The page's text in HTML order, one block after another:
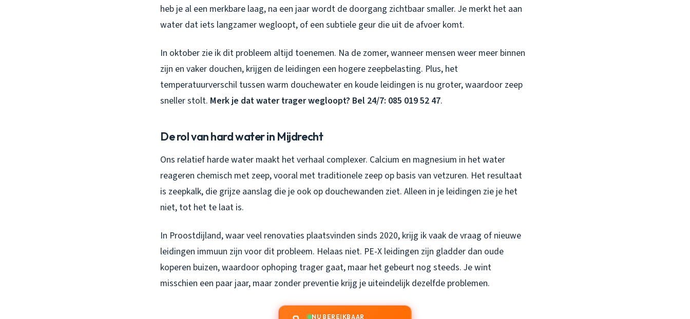
heb je al een merkbare laag, na een jaar wordt de doorgang zichtbaar smaller. Je merkt het aan
water dat iets langzamer wegloopt, of een subtiele geur die uit de afvoer komt.
In oktober zie ik dit probleem altijd toenemen. Na de zomer, wanneer mensen weer meer binnen
zijn en vaker douchen, krijgen de leidingen een hogere zeepbelasting. Plus, het
temperatuurverschil tussen warm douchewater en koude leidingen is nu groter, waardoor zeep
sneller stolt. Merk je dat water trager wegloopt? Bel 24/7: 085 019 52 47.
De rol van hard water in Mijdrecht
Ons relatief harde water maakt het verhaal complexer. Calcium en magnesium in het water
reageren chemisch met zeep, vooral met traditionele zeep op basis van vetzuren. Het resultaat
is zeepkalk, die grijze aanslag die je ook op douchewanden ziet. Alleen in je leidingen zie je het
niet, tot het te laat is.
In Proostdijland, waar veel renovaties plaatsvinden sinds 2020, krijg ik vaak de vraag of nieuwe
leidingen immuun zijn voor dit probleem. Helaas niet. PE-X leidingen zijn gladder dan oude
koperen buizen, waardoor ophoping trager gaat, maar het gebeurt nog steeds. Je wint
misschien een paar jaar, maar zonder preventie krijg je uiteindelijk dezelfde problemen.
NU BEREIKBAAR